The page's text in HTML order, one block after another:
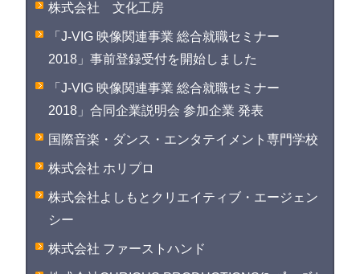
株式会社 文化工房
「J-VIG 映像関連事業 総合就職セミナー
2018」事前登録受付を開始しました
「J-VIG 映像関連事業 総合就職セミナー
2018」合同企業説明会 参加企業 発表
国際音楽・ダンス・エンタテイメント専門学校
株式会社 ホリプロ
株式会社よしもとクリエイティブ・エージェン
シー
株式会社 ファーストハンド